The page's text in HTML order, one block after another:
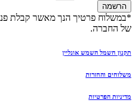
פרטיך הנך מאשר קבלת פניות
השמש אונליין